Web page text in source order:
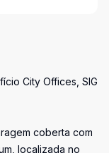
City Offices, SIG
coberta com
localizada no